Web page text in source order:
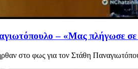
– «Μας πλήγωσε σε
στο φως για τον Στάθη